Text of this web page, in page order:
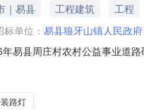
｜易县 工程建筑
工程
标单位： 易县狼牙山镇人民政府
易县周庄村农村公益事业道
路灯